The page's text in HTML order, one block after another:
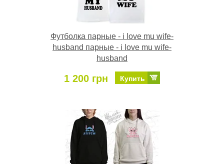
Футболка парные - i love mu wife-
husband парные - i love mu wife-
husband
1 200 грн Купить